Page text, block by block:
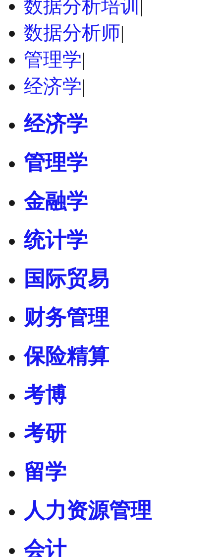
数据分析培训 |
数据分析师|
管理学|
经济学|
经济学
管理学
金融学
统计学
国际贸易
财务管理
保险精算
考博
考研
留学
人力资源管理
会计